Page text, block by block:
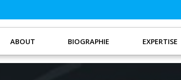
ABOUT BIOGRAPHIE EXPERTISE